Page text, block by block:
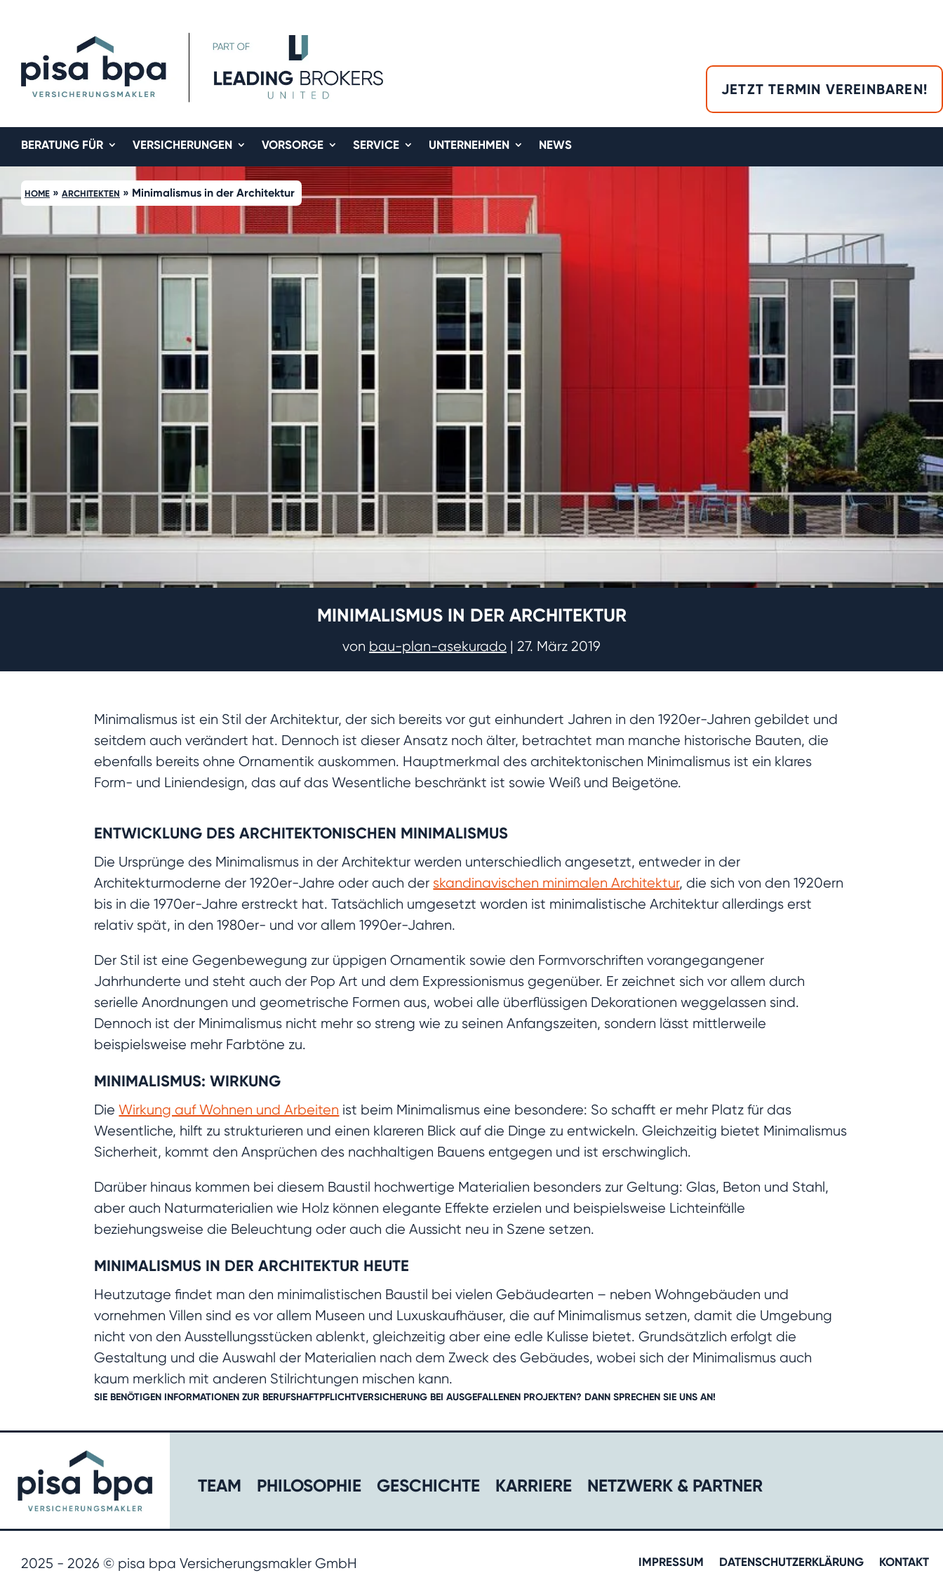
JETZT TERMIN VEREINBAREN!
BERATUNG FÜR VERSICHERUNGEN VORSORGE SERVICE UNTERNEHMEN NEWS
HOME » ARCHITEKTEN » Minimalismus in der Architektur
MINIMALISMUS IN DER ARCHITEKTUR
von bau-plan-asekurado | 27. März 2019
Minimalismus ist ein Stil der Architektur, der sich bereits vor gut einhundert Jahren in den 1920er-Jahren gebildet und
seitdem auch verändert hat. Dennoch ist dieser Ansatz noch älter, betrachtet man manche historische Bauten, die
ebenfalls bereits ohne Ornamentik auskommen. Hauptmerkmal des architektonischen Minimalismus ist ein klares
Form- und Liniendesign, das auf das Wesentliche beschränkt ist sowie Weiß und Beigetöne.
ENTWICKLUNG DES ARCHITEKTONISCHEN MINIMALISMUS
Die Ursprünge des Minimalismus in der Architektur werden unterschiedlich angesetzt, entweder in der
Architekturmoderne der 1920er-Jahre oder auch der skandinavischen minimalen Architektur, die sich von den 1920ern
bis in die 1970er-Jahre erstreckt hat. Tatsächlich umgesetzt worden ist minimalistische Architektur allerdings erst
relativ spät, in den 1980er- und vor allem 1990er-Jahren.
Der Stil ist eine Gegenbewegung zur üppigen Ornamentik sowie den Formvorschriften vorangegangener
Jahrhunderte und steht auch der Pop Art und dem Expressionismus gegenüber. Er zeichnet sich vor allem durch
serielle Anordnungen und geometrische Formen aus, wobei alle überflüssigen Dekorationen weggelassen sind.
Dennoch ist der Minimalismus nicht mehr so streng wie zu seinen Anfangszeiten, sondern lässt mittlerweile
beispielsweise mehr Farbtöne zu.
MINIMALISMUS: WIRKUNG
DieWirkung auf Wohnen und Arbeiten ist beim Minimalismus eine besondere: So schafft er mehr Platz für das
Wesentliche, hilft zu strukturieren und einen klareren Blick auf die Dinge zu entwickeln. Gleichzeitig bietet Minimalismus
Sicherheit, kommt den Ansprüchen des nachhaltigen Bauens entgegen und ist erschwinglich.
Darüber hinaus kommen bei diesem Baustil hochwertige Materialien besonders zur Geltung: Glas, Beton und Stahl,
aber auch Naturmaterialien wie Holz können elegante Effekte erzielen und beispielsweise Lichteinfälle
beziehungsweise die Beleuchtung oder auch die Aussicht neu in Szene setzen.
MINIMALISMUS IN DER ARCHITEKTUR HEUTE
Heutzutage findet man den minimalistischen Baustil bei vielen Gebäudearten – neben Wohngebäuden und
vornehmen Villen sind es vor allem Museen und Luxuskaufhäuser, die auf Minimalismus setzen, damit die Umgebung
nicht von den Ausstellungsstücken ablenkt, gleichzeitig aber eine edle Kulisse bietet. Grundsätzlich erfolgt die
Gestaltung und die Auswahl der Materialien nach dem Zweck des Gebäudes, wobei sich der Minimalismus auch
kaum merklich mit anderen Stilrichtungen mischen kann.
SIE BENÖTIGEN INFORMATIONEN ZUR BERUFSHAFTPFLICHTVERSICHERUNG BEI AUSGEFALLENEN PROJEKTEN? DANNSPRECHEN SIE UNS AN!
TEAM PHILOSOPHIE GESCHICHTE​ KARRIERE​ NETZWERK & PARTNER​
2025 - 2026 © pisa bpa Versicherungsmakler GmbH IMPRESSUM DATENSCHUTZERKLÄRUNG KONTAKT